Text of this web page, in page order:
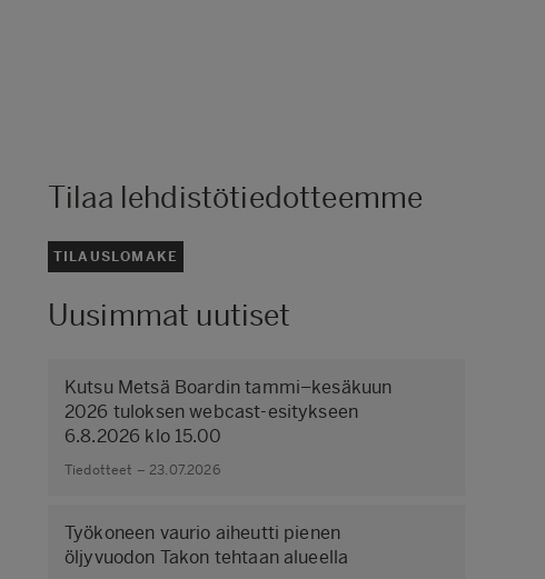
Tilaa lehdistötiedotteemme
TILAUSLOMAKE
Uusimmat uutiset
Kutsu Metsä Boardin tammi–kesäkuun
2026 tuloksen webcast-esitykseen
6.8.2026 klo 15.00
Tiedotteet – 23.07.2026
Työkoneen vaurio aiheutti pienen
öljyvuodon Takon tehtaan alueella